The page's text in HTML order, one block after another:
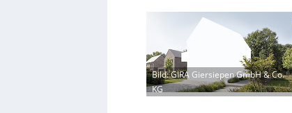
Bild: GIRA Giersiepen GmbH & Co.
KG